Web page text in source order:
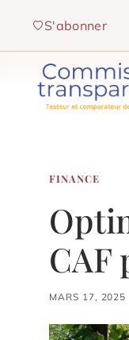
contenu
S'abonner
FINANCE
CAF
MARS 17, 2025